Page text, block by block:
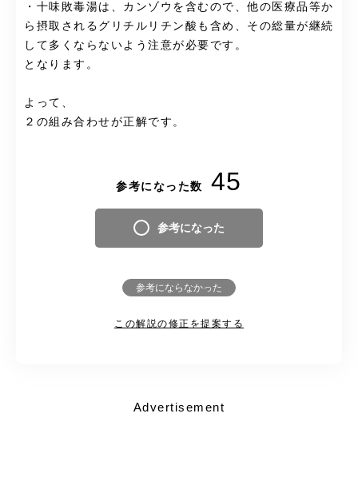
・十味敗毒湯は、カンゾウを含むので、他の医療品等か
ら摂取されるグリチルリチン酸も含め、その総量が継続
して多くならないよう注意が必要です。
となります。
よって、
２の組み合わせが正解です。
参考になった数 45
参考になった
参考にならなかった
この解説の修正を提案する
Advertisement